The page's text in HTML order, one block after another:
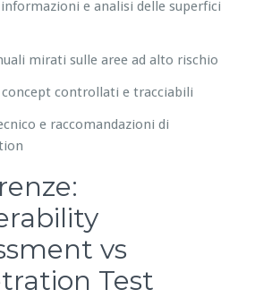
e analisi delle superfici
mirati sulle aree ad alto rischio
controllati e tracciabili
e raccomandazioni di
vs
Test